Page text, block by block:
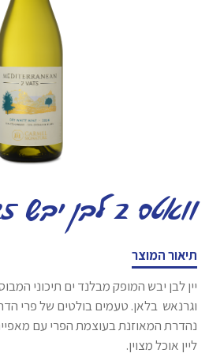
וואטס 2 לבן יבש 2025
תיאור המוצר
יין לבן יבש המופק מבלנד ים תיכוני
וגרנאש בלאן. טעמים בולטים של פרי
נהדרת המאוזנת בעוצמת הפרי עם
ליין אוכל מצוין.